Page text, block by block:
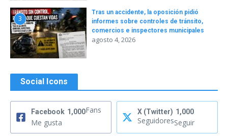
3
Tras un accidente, la oposición pidió
informes sobre controles de tránsito,
comercios e inspectores municipales
agosto 4, 2026
Social Icons
Facebook 1,000Fans
Me gusta
X (Twitter) 1,000
SeguidoresSeguir